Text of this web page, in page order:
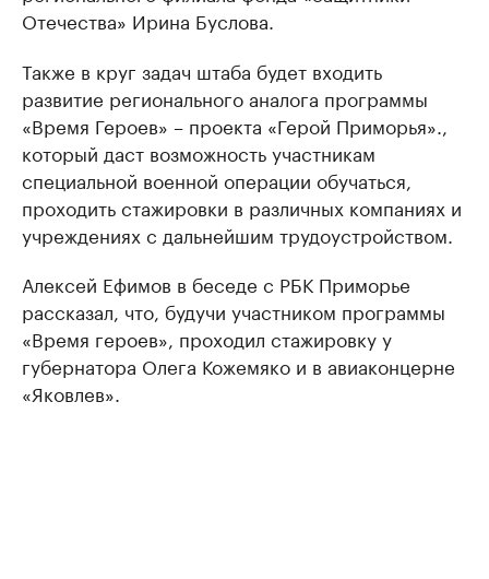
Отечества» Ирина Буслова.
Также в круг задач штаба будет входить
развитие регионального аналога программы
«Время Героев» – проекта «Герой Приморья».,
который даст возможность участникам
специальной военной операции обучаться,
проходить стажировки в различных компаниях и
учреждениях с дальнейшим трудоустройством.
Алексей Ефимов в беседе с РБК Приморье
рассказал, что, будучи участником программы
«Время героев», проходил стажировку у
губернатора Олега Кожемяко и в авиаконцерне
«Яковлев».